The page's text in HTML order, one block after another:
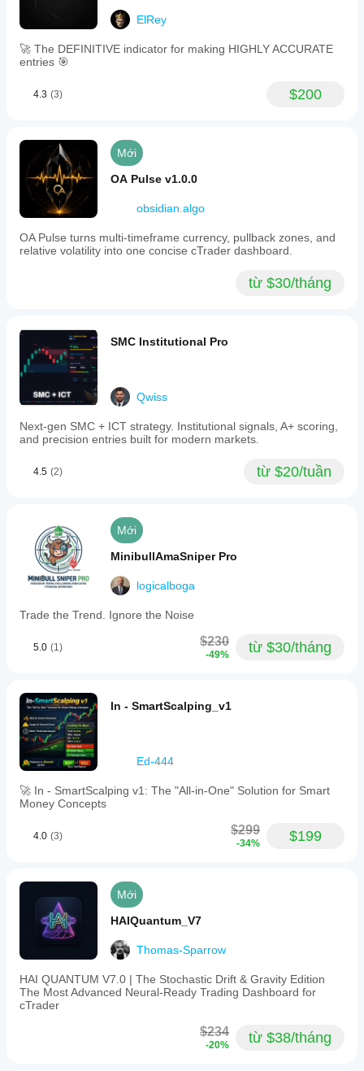
Yêu
dữ
liệu
Chỉ dữ liệu nến
Tín
trợ
Giao cắt
Phân kỳ
Phá vỡ giá
Đảo chiều
Sức mạnh xu hướng
Biến động
Chạm ngưỡng
ElRey
🚀 The DEFINITIVE indicator for making HIGHLY ACCURATE
entries 🎯
4.3 (3) $200
Mới
OA Pulse v1.0.0
obsidian.algo
OA Pulse turns multi-timeframe currency, pullback zones, and
relative volatility into one concise cTrader dashboard.
từ $30/tháng
SMC Institutional Pro
Qwiss
Next-gen SMC + ICT strategy. Institutional signals, A+ scoring,
and precision entries built for modern markets.
4.5 (2) từ $20/tuần
Mới
MinibullAmaSniper Pro
logicalboga
Trade the Trend. Ignore the Noise
5.0 (1) $230
-49% từ $30/tháng
In - SmartScalping_v1
Ed-444
🚀 In - SmartScalping v1: The "All-in-One" Solution for Smart
Money Concepts
4.0 (3) $299
-34% $199
Mới
HAIQuantum_V7
Thomas-Sparrow
HAI QUANTUM V7.0 | The Stochastic Drift & Gravity Edition
The Most Advanced Neural-Ready Trading Dashboard for
cTrader
$234
-20% từ $38/tháng